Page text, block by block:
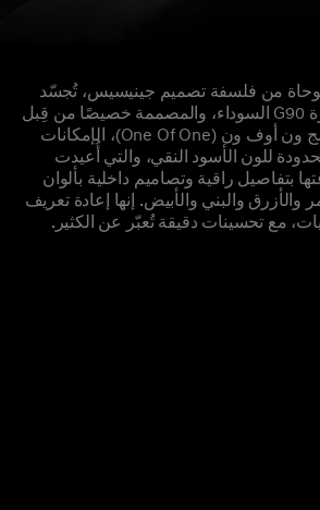
من فلسفة تصميم جينيسيس، تُجسّد
سيارة G90 السوداء، والمصممة خصيصًا من قِبل
برنامج ون أوف ون (One Of One)، الإمكانات
للون الأسود النقي، والتي أُعيدت
بتفاصيل راقية وتصاميم داخلية بألوان
والأزرق والبني والأبيض. إنها إعادة تعريف
مع تحسينات دقيقة تُعبّر عن الكثير.